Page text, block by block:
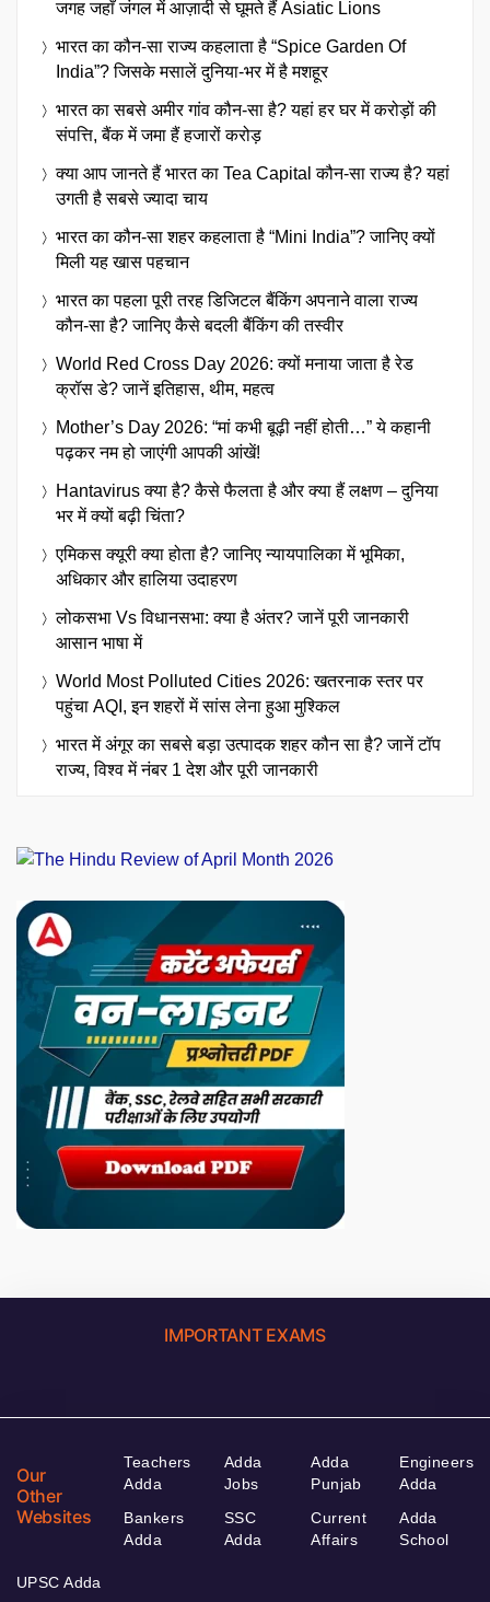
जगह जहाँ जंगल में आज़ादी से घूमते हैं Asiatic Lions
भारत का कौन-सा राज्य कहलाता है “Spice Garden Of
India”? जिसके मसालें दुनिया-भर में है मशहूर
भारत का सबसे अमीर गांव कौन-सा है? यहां हर घर में करोड़ों की
संपत्ति, बैंक में जमा हैं हजारों करोड़
क्या आप जानते हैं भारत का Tea Capital कौन-सा राज्य है? यहां
उगती है सबसे ज्यादा चाय
भारत का कौन-सा शहर कहलाता है “Mini India”? जानिए क्यों
मिली यह खास पहचान
भारत का पहला पूरी तरह डिजिटल बैंकिंग अपनाने वाला राज्य
कौन-सा है? जानिए कैसे बदली बैंकिंग की तस्वीर
World Red Cross Day 2026: क्यों मनाया जाता है रेड
क्रॉस डे? जानें इतिहास, थीम, महत्व
Mother’s Day 2026: “मां कभी बूढ़ी नहीं होती…” ये कहानी
पढ़कर नम हो जाएंगी आपकी आंखें!
Hantavirus क्या है? कैसे फैलता है और क्या हैं लक्षण – दुनिया
भर में क्यों बढ़ी चिंता?
एमिकस क्यूरी क्या होता है? जानिए न्यायपालिका में भूमिका,
अधिकार और हालिया उदाहरण
लोकसभा Vs विधानसभा: क्या है अंतर? जानें पूरी जानकारी
आसान भाषा में
World Most Polluted Cities 2026: खतरनाक स्तर पर
पहुंचा AQI, इन शहरों में सांस लेना हुआ मुश्किल
भारत में अंगूर का सबसे बड़ा उत्पादक शहर कौन सा है? जानें टॉप
राज्य, विश्व में नंबर 1 देश और पूरी जानकारी
IMPORTANT EXAMS
Our
Other
Websites
Teachers
Adda
Bankers
Adda
Adda
Jobs
SSC
Adda
Adda
Punjab
Current
Affairs
Engineers
Adda
Adda
School
UPSC Adda